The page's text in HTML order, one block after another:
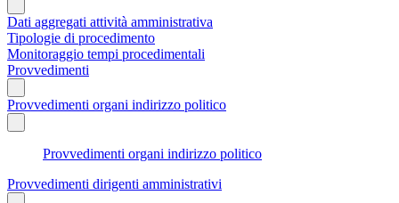
Dati aggregati attività amministrativa
Tipologie di procedimento
Monitoraggio tempi procedimentali
Provvedimenti
Provvedimenti organi indirizzo politico
Provvedimenti organi indirizzo politico
Provvedimenti dirigenti amministrativi